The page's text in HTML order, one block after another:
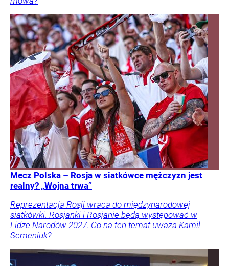
Mecz Polska – Rosja w siatkówce mężczyzn jest
realny? „Wojna trwa”
Reprezentacja Rosji wraca do międzynarodowej
siatkówki. Rosjanki i Rosjanie będą występować w
Lidze Narodów 2027. Co na ten temat uważa Kamil
Semeniuk?